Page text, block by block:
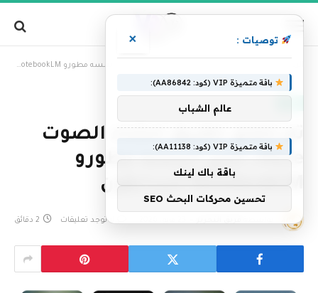
تم إغلاق تطبيق إنشاء الصوت
Huxe، الذي أسسه مطورو
NotebookLM السابقون
لا توجد تعليقات 2 دقائق
توصيات : ×
باقة متميزة VIP (كود: AA86842):
عالم الشباب
باقة متميزة VIP (كود: AA11138):
باقة باك لينك
تحسين محركات البحث SEO